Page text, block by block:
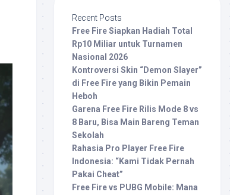
Recent Posts
Free Fire Siapkan Hadiah Total
Rp10 Miliar untuk Turnamen
Nasional 2026
Kontroversi Skin “Demon Slayer”
di Free Fire yang Bikin Pemain
Heboh
Garena Free Fire Rilis Mode 8 vs
8 Baru, Bisa Main Bareng Teman
Sekolah
Rahasia Pro Player Free Fire
Indonesia: “Kami Tidak Pernah
Pakai Cheat”
Free Fire vs PUBG Mobile: Mana